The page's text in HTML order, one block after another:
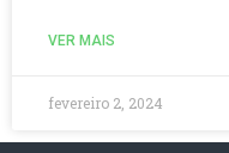
VER MAIS
fevereiro 2, 2024